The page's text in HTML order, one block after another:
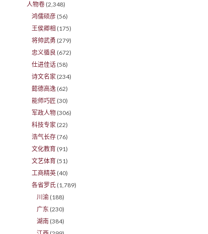
人物卷 (2,348)
鸿儒硕彦 (56)
王侯卿相 (175)
将帅武勇 (279)
忠义循良 (672)
仕进佳话 (58)
诗文名家 (234)
懿德高逸 (62)
能师巧匠 (30)
军政人物 (306)
科技专家 (22)
浩气长存 (76)
文化教育 (91)
文艺体育 (51)
工商精英 (40)
各省罗氏 (1,789)
川渝 (188)
广东 (230)
湖南 (384)